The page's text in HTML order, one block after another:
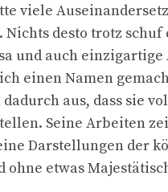
viele
Nichts desto trotz
und auch
einen Namen
aus, dass sie
Seine Arbeiten
Darstellungen der
etwas